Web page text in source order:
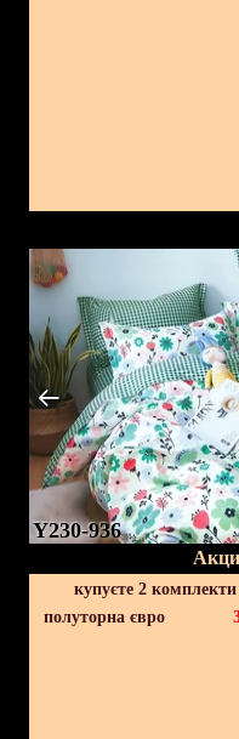
Y230-936
купуєте 2
полуторна євро